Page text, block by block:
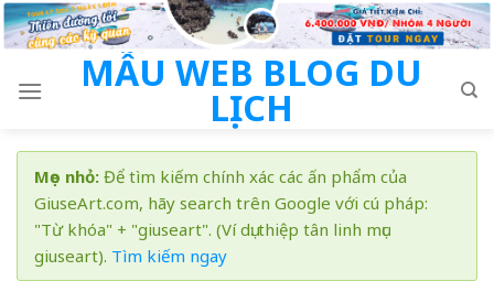
Skip
to
MẪU WEB BLOG DU
LỊCH
Mẹo nhỏ: Để tìm kiếm chính xác các ấn phẩm của
GiuseArt.com, hãy search trên Google với cú pháp:
"Từ khóa" + "giuseart". (Ví dụ: thiệp tân linh mục
giuseart). Tìm kiếm ngay